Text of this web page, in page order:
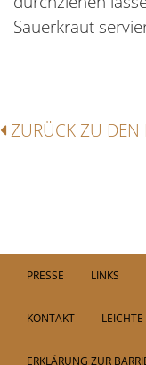
Sauerkraut
ZURÜCK ZU DEN
PRESSE LINKS
KONTAKT
ERKLÄRUNG ZUR